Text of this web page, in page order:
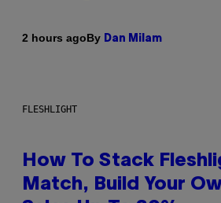
2 hours agoBy Dan Milam
FLESHLIGHT
How To Stack
Match, Build Your